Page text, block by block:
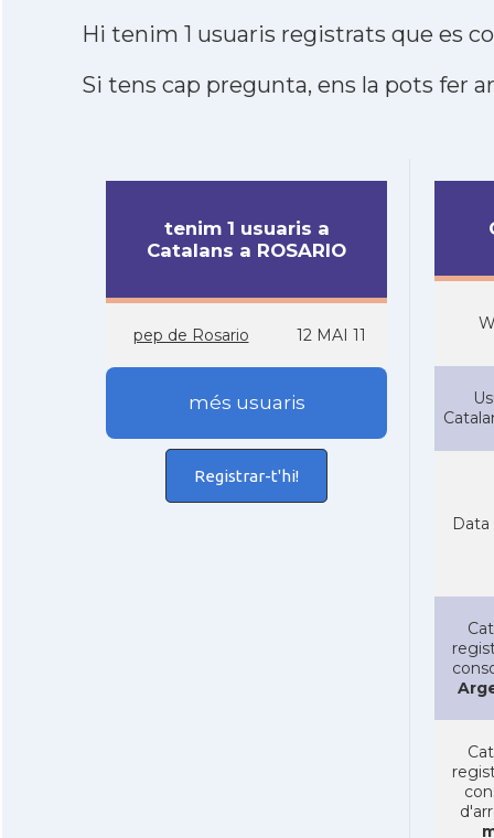
Hi tenim 1 usuaris registrats que es
Si tens cap pregunta, ens la pots fer
tenim 1 usuaris a
Catalans a ROSARIO
pep de Rosario 12 MAI 11
més usuaris
Registrar-t'hi!
Data